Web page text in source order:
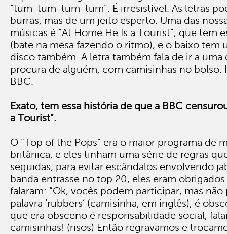
“tum-tum-tum-tum”. É irresistível. As letras
burras, mas de um jeito esperto. Uma das
músicas é “At Home He Is a Tourist”, que tem
(bate na mesa fazendo o ritmo), e o baixo tem
disco também. A letra também fala de ir a uma
procura de alguém, com camisinhas no bolso.
BBC.
Exato, tem essa história de que a BBC
a Tourist”.
O “Top of the Pops” era o maior programa de
britânica, e eles tinham uma série de regras
seguidas, para evitar escândalos envolvendo
banda entrasse no top 20, eles eram
falaram: “Ok, vocês podem participar, mas não
palavra ‘rubbers’ (camisinha, em inglês), é
que era obsceno é responsabilidade social,
camisinhas! (risos) Então regravamos e